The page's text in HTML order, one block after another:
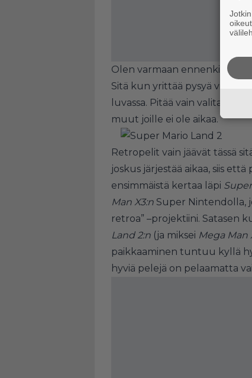
Olen varmaan ennenkin
Sitä kun yrittää pysyä viiden
luvassa. Pitää vain valita ne
muut joille ei ole aikaa.
Retropelit vain jäävät tässä
joskus järjestää aikaa, siis
ensimmäistä kertaa läpi
Man X3:n Super Nintendolla,
retroa” –projektiini. Satasen
Land 2:n (ja miksei Mega Man
paikkaaminen tuntuu kyllä
hyviä pelejä on pelaamatta